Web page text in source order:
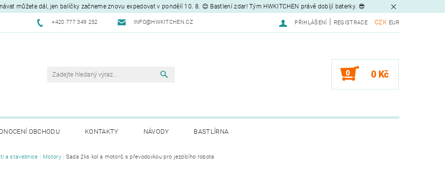
můžete dál, jen balíčky začneme znovu expedovat v pondělí 10. 8. 😊 Bastlení zdar! Tým HWKITCHEN právě dobíjí baterky. 😎
+420 777 349 252 INFO@HWKITCHEN.CZ CZK EUR
PŘIHLÁŠENÍ REGISTRACE
0 0 Kč
OBCHODU KONTAKTY NÁVODY BASTLÍRNA
a stavebnice Motory Sada 2ks kol a motorů s převodovkou pro jezdícího robota